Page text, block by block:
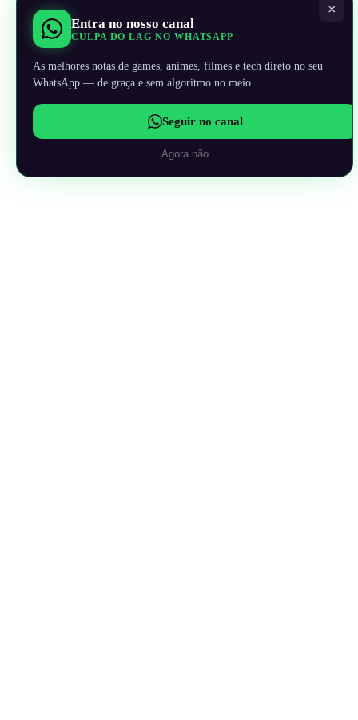
×
Entra no nosso canal
CULPA DO LAG NO WHATSAPP
As melhores notas de games, animes, filmes e tech direto no seu
WhatsApp — de graça e sem algoritmo no meio.
Seguir no canal
Agora não